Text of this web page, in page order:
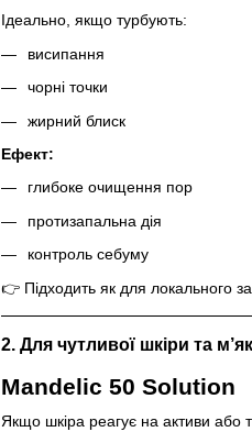
Ідеально, якщо турбують:
висипання
чорні точки
жирний блиск
Ефект:
глибоке очищення пор
протизапальна дія
контроль себуму
👉 Підходить як для локального
2. Для чутливої шкіри та
Mandelic 50 Solution
Якщо шкіра реагує на активи або